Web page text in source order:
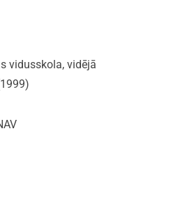
vidusskola, vidējā